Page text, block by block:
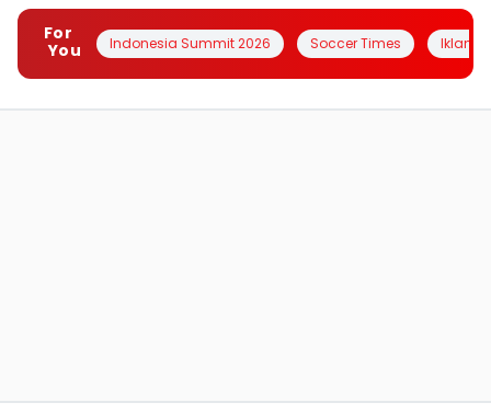
For
You
Indonesia Summit 2026 Soccer Times Iklanin